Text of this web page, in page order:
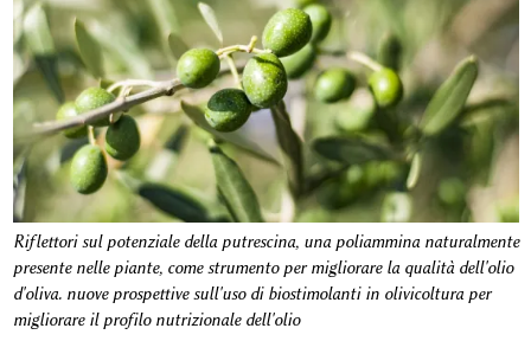
Riflettori sul potenziale della putrescina, una poliammina naturalmente
presente nelle piante, come strumento per migliorare la qualità dell'olio
d'oliva. nuove prospettive sull'uso di biostimolanti in olivicoltura per
migliorare il profilo nutrizionale dell'olio